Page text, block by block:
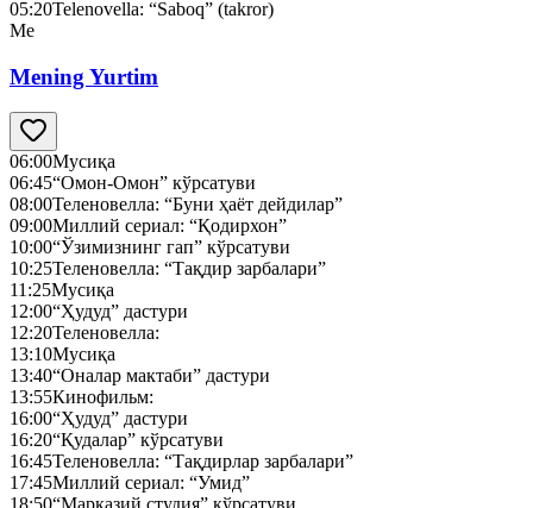
05:20Telenovella: “Saboq” (takror)
Me
Mening Yurtim
06:00Мусиқа
06:45“Омон-Омон” кўрсатуви
08:00Теленовелла: “Буни ҳаёт дейдилар”
09:00Миллий сериал: “Қодирхон”
10:00“Ўзимизнинг гап” кўрсатуви
10:25Теленовелла: “Тақдир зарбалари”
11:25Мусиқа
12:00“Ҳудуд” дастури
12:20Теленовелла:
13:10Мусиқа
13:40“Оналар мактаби” дастури
13:55Кинофильм:
16:00“Ҳудуд” дастури
16:20“Қудалар” кўрсатуви
16:45Теленовелла: “Тақдирлар зарбалари”
17:45Миллий сериал: “Умид”